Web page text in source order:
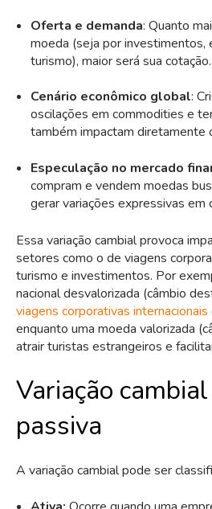
Oferta e demanda: Quanto
moeda (seja por investimentos,
turismo), maior será sua cotação.
Cenário econômico global:
oscilações em commodities e
também impactam diretamente
Especulação no mercado
compram e vendem moedas
gerar variações expressivas em
Essa variação cambial provoca
setores como o de viagens
turismo e investimentos. Por
nacional desvalorizada (câmbio
viagens corporativas internacionais
enquanto uma moeda valorizada
atrair turistas estrangeiros e
Variação
passiva
A variação cambial pode ser